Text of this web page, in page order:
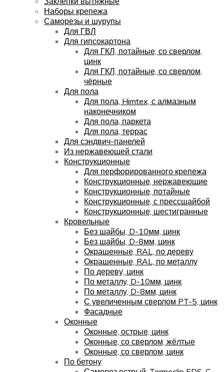
Наборы крепежа
Саморезы и шурупы
Для ГВЛ
Для гипсокартона
Для ГКЛ, потайные, со сверлом,
цинк
Для ГКЛ, потайные, со сверлом,
чёрные
Для пола
Для пола, Himtex, с алмазным
наконечником
Для пола, паркета
Для пола, террас
Для сэндвич-панелей
Из нержавеющей стали
Конструкционные
Для перфорированного крепежа
Конструкционные, нержавеющие
Конструкционные, потайные
Конструкционные, с прессшайбой
Конструкционные, шестигранные
Кровельные
Без шайбы, D-10мм, цинк
Без шайбы, D-8мм, цинк
Окрашенные, RAL, по дереву
Окрашенные, RAL, по металлу
По дереву, цинк
По металлу, D-10мм, цинк
По металлу, D-8мм, цинк
С увеличенным сверлом PT-5, цинк
Фасадные
Оконные
Оконные, острые, цинк
Оконные, со сверлом, жёлтые
Оконные, со сверлом, цинк
По бетону